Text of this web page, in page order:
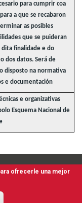
para cumprir coa
a que se recabaron
as posibles
que se puideran
finalidade e do
dos datos. Será de
disposto na normativa
e documentación
e organizativas
Esquema Nacional de
ofrecerle una mejor